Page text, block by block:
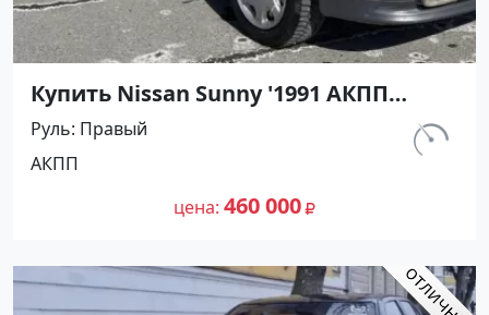
Купить Nissan Sunny '1991 АКПП
(1400/75 л.с.) Бензин инжектор
Тамань цвет Черный Седан по цене
460000 рублей, объявление №27493
на сайте Авторынок23
Руль Правый
АКПП
цена 460 000